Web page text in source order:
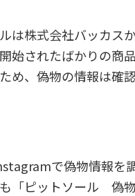
は株式会社バッカス
始されたばかりの商
め、偽物の情報は確
で偽物情報を
「ピットソール 偽